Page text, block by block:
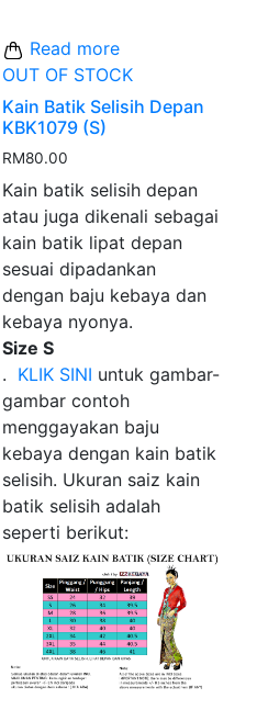
Read more
OUT OF STOCK
Kain Batik Selisih Depan
KBK1079 (S)
RM80.00
Kain batik selisih depan
atau juga dikenali sebagai
kain batik lipat depan
sesuai dipadankan
dengan baju kebaya dan
kebaya nyonya.
Size S
. KLIK SINI untuk gambar-
gambar contoh
menggayakan baju
kebaya dengan kain batik
selisih. Ukuran saiz kain
batik selisih adalah
seperti berikut: